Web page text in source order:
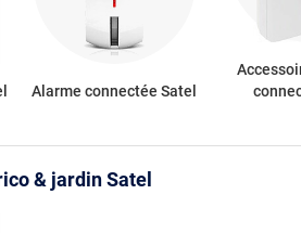
Alarme connectée Satel
& jardin Satel